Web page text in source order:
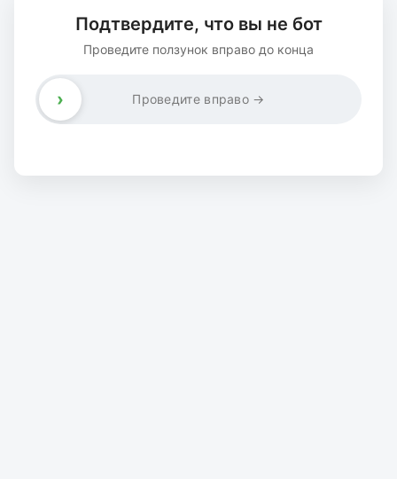
Подтвердите, что вы не бот
Проведите ползунок вправо до конца
Проведите вправо →
›